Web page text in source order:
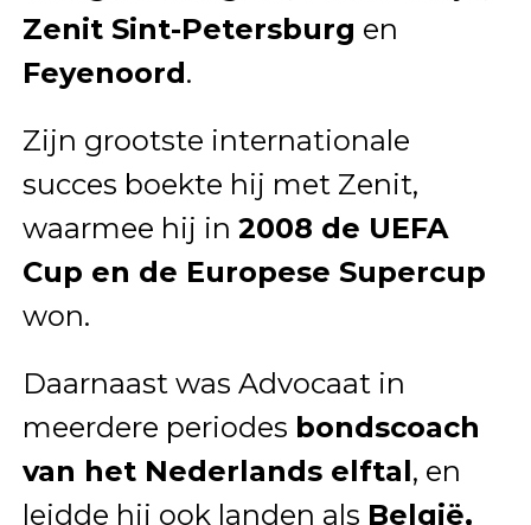
Zenit Sint-Petersburg en
Feyenoord.
Zijn grootste internationale
succes boekte hij met Zenit,
waarmee hij in 2008 de UEFA
Cup en de Europese Supercup
won.
Daarnaast was Advocaat in
meerdere periodes bondscoach
van het Nederlands elftal, en
leidde hij ook landen als België,